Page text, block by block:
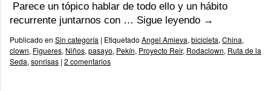
Parece un tópico hablar de todo ello y un hábito
recurrente juntarnos con … Sigue leyendo →
Publicado en Sin categoría | Etiquetado Angel Amieva, bicicleta, China,
clown, Figueres, Niños, pasayo, Pekín, Proyecto Reir, Rodaclown, Ruta de la
Seda, sonrisas | 2 comentarios